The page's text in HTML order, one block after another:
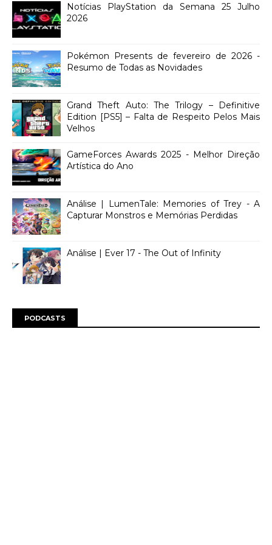
Notícias PlayStation da Semana 25 Julho
2026
Pokémon Presents de fevereiro de 2026 -
Resumo de Todas as Novidades
Grand Theft Auto: The Trilogy – Definitive
Edition [PS5] – Falta de Respeito Pelos Mais
Velhos
GameForces Awards 2025 - Melhor Direção
Artística do Ano
Análise | LumenTale: Memories of Trey - A
Capturar Monstros e Memórias Perdidas
Análise | Ever 17 - The Out of Infinity
PODCASTS